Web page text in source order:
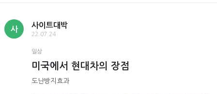
사
사이트대박
22.07.24
일상
미국에서 현대차의 장점
도난방지효과